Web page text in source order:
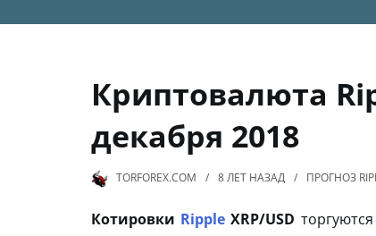
Криптовалюта
декабря 2018
TORFOREX.COM 8 ЛЕТ НАЗАД ПРОГНОЗ
Котировки Ripple XRP/USD